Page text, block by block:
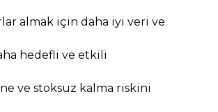
almak için daha iyi veri ve
hedefli ve etkili
ve stoksuz kalma riskini